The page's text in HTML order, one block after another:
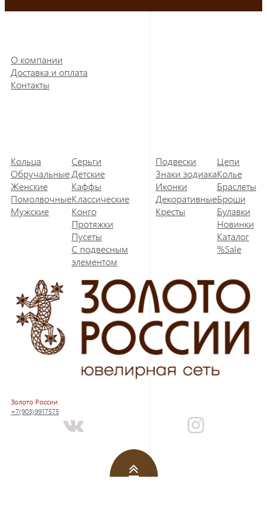
О компании
Доставка и оплата
Контакты
Кольца
Обручальные
Женские
Помолвочные
Мужские
Серьги
Детские
Каффы
Классические
Конго
Протяжки
Пусеты
С подвесным
элементом
Подвески
Знаки зодиака
Иконки
Декоративные
Кресты
Цепи
Колье
Браслеты
Броши
Булавки
Новинки
Каталог
%Sale
Золото России
+7(903)9917575